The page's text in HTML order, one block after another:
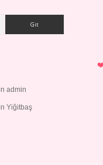
admin
Yiğitbaş